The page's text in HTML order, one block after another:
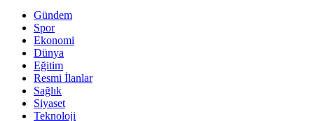
Gündem
Spor
Ekonomi
Dünya
Eğitim
Resmi İlanlar
Sağlık
Siyaset
Teknoloji